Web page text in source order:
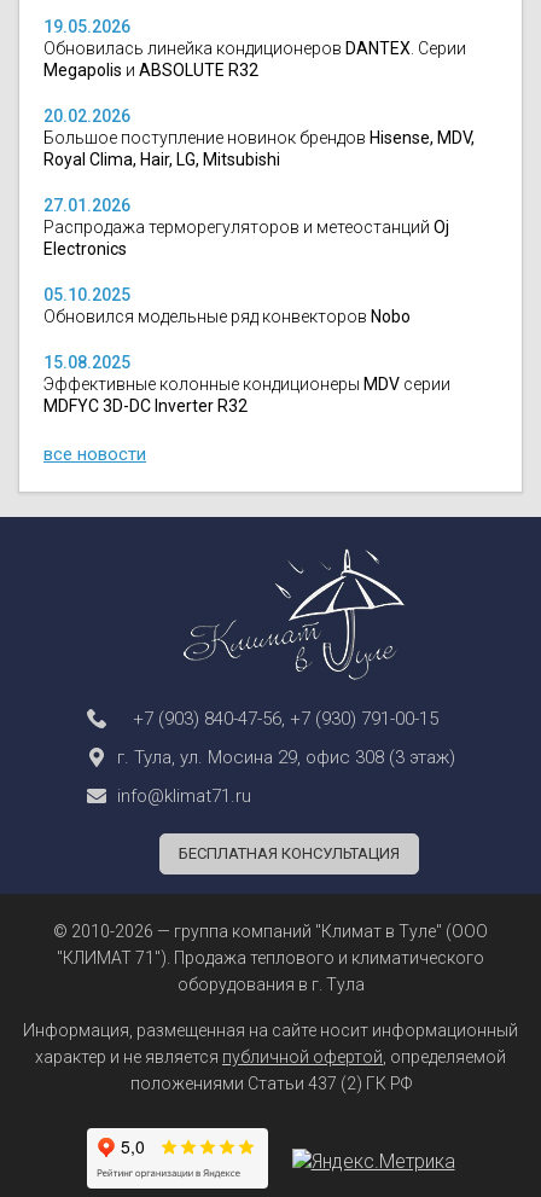
19.05.2026
Обновилась линейка кондиционеров DANTEX . Серии
Megapolis и ABSOLUTE R32
20.02.2026
Большое поступление новинок брендов Hisense, MDV,
Royal Clima, Hair, LG, Mitsubishi
27.01.2026
Распродажа терморегуляторов и метеостанций Oj
Electronics
05.10.2025
Обновился модельные ряд конвекторов Nobo
15.08.2025
Эффективные колонные кондиционеры MDV серии
MDFYC 3D-DC Inverter R32
все новости
+7 (903) 840-47-56, +7 (930) 791-00-15
г. Тула, ул. Мосина 29, офис 308 (3 этаж)
info@klimat71.ru
БЕСПЛАТНАЯ КОНСУЛЬТАЦИЯ
© 2010-2026 — группа компаний "Климат в Туле" (ООО
"КЛИМАТ 71"). Продажа теплового и климатического
оборудования в г. Тула
Информация, размещенная на сайте носит информационный
характер и не является публичной офертой , определяемой
положениями Статьи 437 (2) ГК РФ